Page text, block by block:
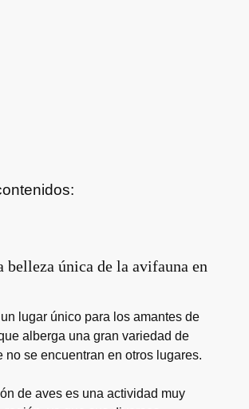
belleza única de la avifauna en
lugar único para los amantes de
alberga una gran variedad de
no se encuentran en otros lugares.
de aves es una actividad muy